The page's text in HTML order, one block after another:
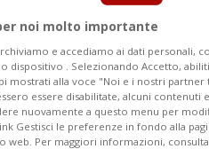
noi molto importante
e accediamo ai dati personali,
dispositivo . Selezionando Accetto,
mostrati alla voce "Noi e i nostri
essere disabilitate, alcuni contenuti
nuovamente a questo menu per
Gestisci le preferenze in fondo alla
web. Per maggiori informazioni,